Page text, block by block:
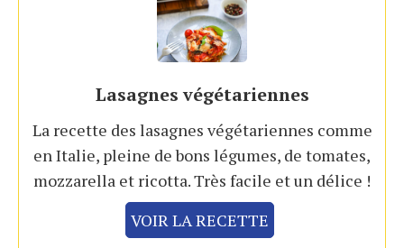
Lasagnes végétariennes
La recette des lasagnes végétariennes comme
en Italie, pleine de bons légumes, de tomates,
mozzarella et ricotta. Très facile et un délice !
VOIR LA RECETTE